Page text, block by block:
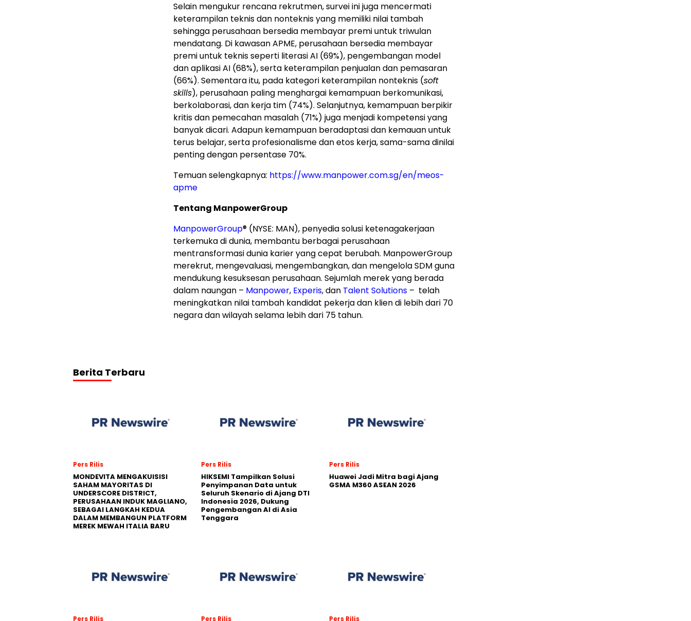
Selain mengukur rencana rekrutmen, survei ini juga mencermati
keterampilan teknis dan nonteknis yang memiliki nilai tambah
sehingga perusahaan bersedia membayar premi untuk triwulan
mendatang. Di kawasan APME, perusahaan bersedia membayar
premi untuk teknis seperti literasi AI (69%), pengembangan model
dan aplikasi AI (68%), serta keterampilan penjualan dan pemasaran
(66%). Sementara itu, pada kategori keterampilan nonteknis (soft
skills), perusahaan paling menghargai kemampuan berkomunikasi,
berkolaborasi, dan kerja tim (74%). Selanjutnya, kemampuan berpikir
kritis dan pemecahan masalah (71%) juga menjadi kompetensi yang
banyak dicari. Adapun kemampuan beradaptasi dan kemauan untuk
terus belajar, serta profesionalisme dan etos kerja, sama-sama dinilai
penting dengan persentase 70%.
Temuan selengkapnya: https://www.manpower.com.sg/en/meos-
apme
Tentang ManpowerGroup
ManpowerGroup® (NYSE: MAN), penyedia solusi ketenagakerjaan
terkemuka di dunia, membantu berbagai perusahaan
mentransformasi dunia karier yang cepat berubah. ManpowerGroup
merekrut, mengevaluasi, mengembangkan, dan mengelola SDM guna
mendukung kesuksesan perusahaan. Sejumlah merek yang berada
dalam naungan – Manpower, Experis, dan Talent Solutions – telah
meningkatkan nilai tambah kandidat pekerja dan klien di lebih dari 70
negara dan wilayah selama lebih dari 75 tahun.
Berita Terbaru
Pers Rilis
MONDEVITA MENGAKUISISI
SAHAM MAYORITAS DI
UNDERSCORE DISTRICT,
PERUSAHAAN INDUK MAGLIANO,
SEBAGAI LANGKAH KEDUA
DALAM MEMBANGUN PLATFORM
MEREK MEWAH ITALIA BARU
Pers Rilis
HIKSEMI Tampilkan Solusi
Penyimpanan Data untuk
Seluruh Skenario di Ajang DTI
Indonesia 2026, Dukung
Pengembangan AI di Asia
Tenggara
Pers Rilis
Huawei Jadi Mitra bagi Ajang
GSMA M360 ASEAN 2026
Pers Rilis Pers Rilis Pers Rilis